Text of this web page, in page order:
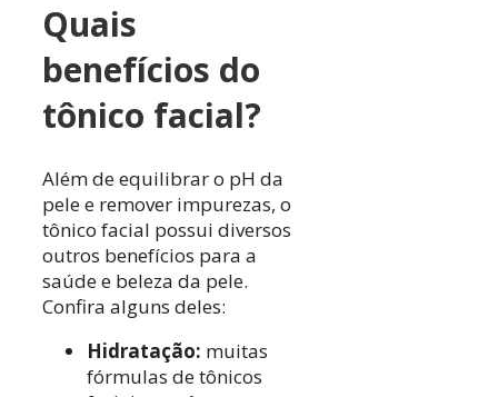
Quais
benefícios do
tônico facial?
Além de equilibrar o pH da
pele e remover impurezas, o
tônico facial possui diversos
outros benefícios para a
saúde e beleza da pele.
Confira alguns deles:
Hidratação: muitas
fórmulas de tônicos